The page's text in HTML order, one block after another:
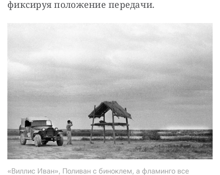
фиксируя положение передачи.
«Виллис Иван», Поливан с биноклем, а фламинго все